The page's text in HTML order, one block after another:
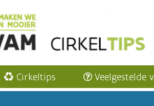
Cirkeltips Veelgestelde